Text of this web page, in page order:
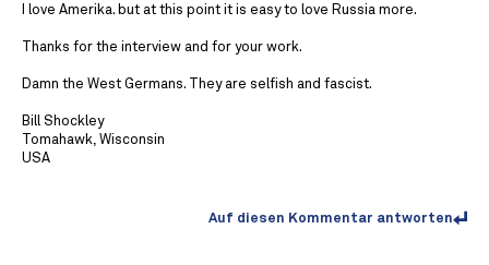
I love Amerika. but at this point it is easy to love Russia more.
Thanks for the interview and for your work.
Damn the West Germans. They are selfish and fascist.
Bill Shockley
Tomahawk, Wisconsin
USA
Auf diesen Kommentar antworten